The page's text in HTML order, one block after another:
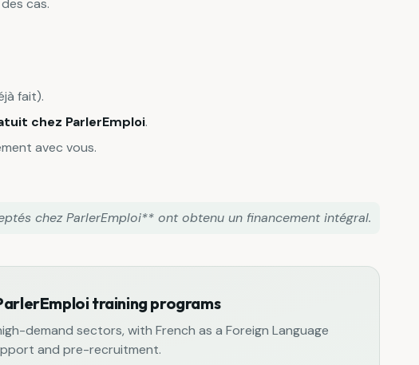
cas.
fait).
chez ParlerEmploi.
avec vous.
chez ParlerEmploi** ont obtenu un financement intégral.
training programs
demand sectors, with French as a Foreign Language
and pre-recruitment.